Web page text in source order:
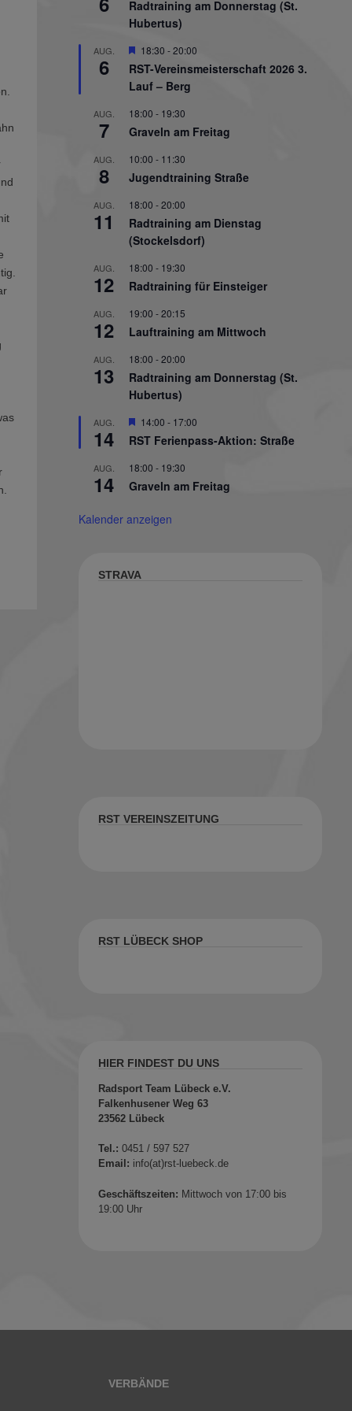
Radtraining am Donnerstag (St.
Hubertus)
AUG.
6
Hervorgehoben
18:30 -20:00
RST-Vereinsmeisterschaft 2026 3.
Lauf – Berg
AUG.
7
18:00 - 19:30
Graveln am Freitag
AUG.
8
10:00 - 11:30
Jugendtraining Straße
AUG.
11
18:00 -20:00
Radtraining am Dienstag
(Stockelsdorf)
AUG.
12
18:00 - 19:30
Radtraining für Einsteiger
AUG.
12
19:00 -20:15
Lauftraining am Mittwoch
AUG.
13
18:00 -20:00
Radtraining am Donnerstag (St.
Hubertus)
AUG.
14
Hervorgehoben
14:00 - 17:00
RST Ferienpass-Aktion: Straße
AUG.
14
18:00 - 19:30
Graveln am Freitag
Kalender anzeigen
STRAVA
RST VEREINSZEITUNG
RST LÜBECK SHOP
HIER FINDEST DU UNS
Radsport Team Lübeck e.V.
Falkenhusener Weg 63
23562 Lübeck
Tel.: 0451 / 597 527
Email: info(at)rst-luebeck.de
Geschäftszeiten: Mittwoch von 17:00 bis
19:00 Uhr
VERBÄNDE